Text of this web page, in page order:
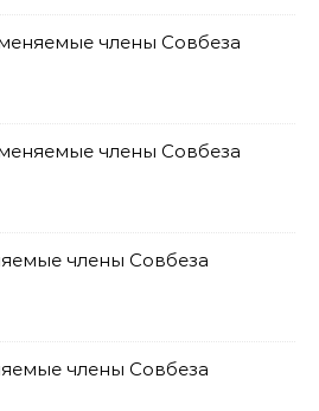
члены Совбеза
члены Совбеза
члены Совбеза
члены Совбеза